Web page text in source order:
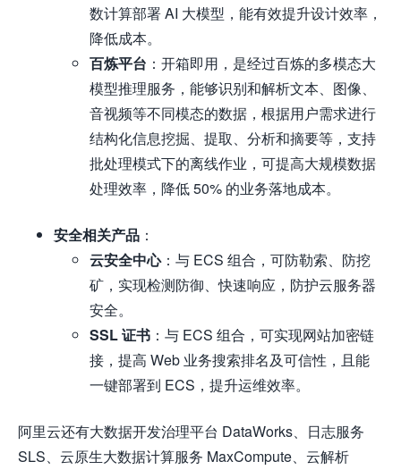
数计算部署 AI 大模型，能有效提升设计效率，
降低成本。
百炼平台 ：开箱即用，是经过百炼的多模态大
模型推理服务，能够识别和解析文本、图像、
音视频等不同模态的数据，根据用户需求进行
结构化信息挖掘、提取、分析和摘要等，支持
批处理模式下的离线作业，可提高大规模数据
处理效率，降低 50% 的业务落地成本。
安全相关产品 ：
云安全中心：与 ECS 组合，可防勒索、防挖
矿，实现检测防御、快速响应，防护云服务器
安全。
SSL 证书 ：与 ECS 组合，可实现网站加密链
接，提高 Web 业务搜索排名及可信性，且能
一键部署到 ECS，提升运维效率。
阿里云还有大数据开发治理平台 DataWorks、日志服务
SLS、云原生大数据计算服务 MaxCompute、云解析